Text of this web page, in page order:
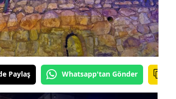
Paylaş Whatsapp'tan Gönder